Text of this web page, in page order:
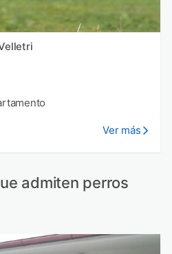
Ver más
admiten perros